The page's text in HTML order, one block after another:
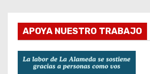
APOYA NUESTRO TRABAJO